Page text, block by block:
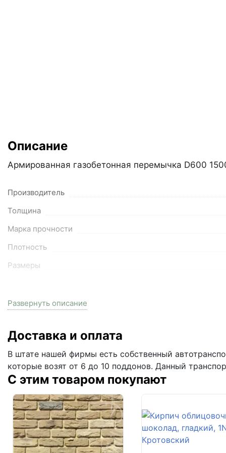
Описание
Армированная газобетонная перемычка D600
Производитель
Толщина
Марка прочности
Плотность
Размеры
Вес
Кол-во в поддоне, шт
Кол-во в м3, шт
Кол-во поддонов в машине
Кол-во в машине
Развернуть описание
Доставка и оплата
В штате нашей фирмы есть собственный
которые возят от 6 до 10 поддонов. Данный
С этим товаром покупают